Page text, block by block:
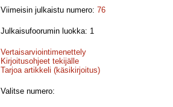
Viimeisin julkaistu numero:76
Julkaisufoorumin luokka: 1
Vertaisarviointimenettely
Kirjoitusohjeet tekijälle
Tarjoa artikkeli (käsikirjoitus)
Valitse numero: